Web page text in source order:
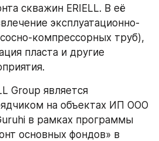
скважин ERIELL. В её
эксплуатационно-
компрессорных труб),
пласта и другие
Group является
на объектах ИП ООО
в рамках программы
основных фондов» в